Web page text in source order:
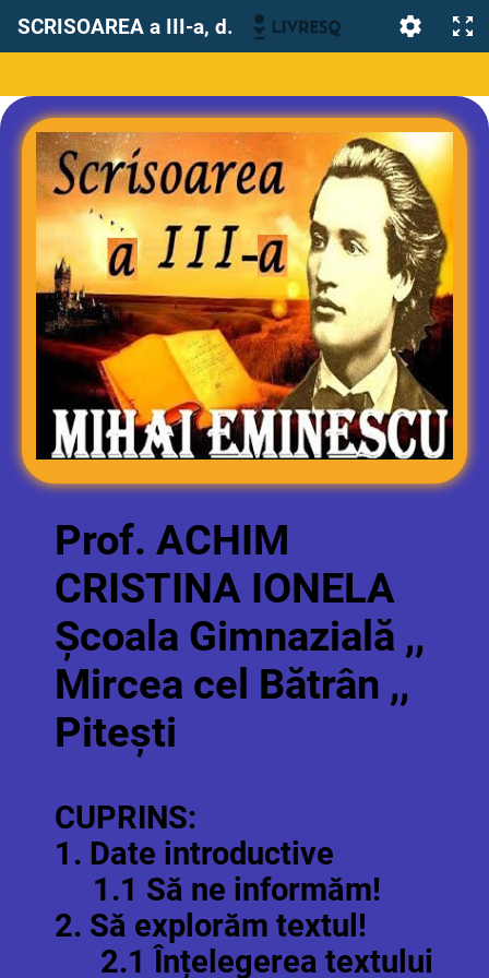
SCRISOAREA a III-a, de Mihai Eminescu
Prof. ACHIM
CRISTINA IONELA
Școala Gimnazială ,,
Mircea cel Bătrân ,,
Pitești
CUPRINS:
1. Date introductive
1.1 Să ne informăm!
2. Să explorăm textul!
2.1 Înțelegerea textului